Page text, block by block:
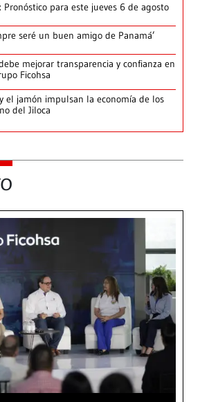
Pronóstico para este jueves 6 de agosto
seré un buen amigo de Panamá’
mejorar transparencia y confianza en
Ficohsa
el jamón impulsan la economía de los
del Jiloca